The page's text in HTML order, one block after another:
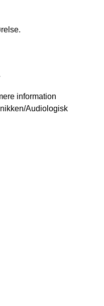
information
Audiologisk